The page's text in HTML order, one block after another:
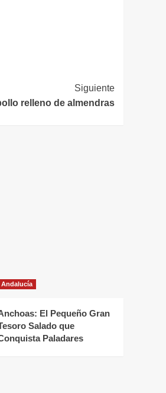
Siguiente
relleno de almendras
Andalucía
El Pequeño Gran
Salado que
Paladares